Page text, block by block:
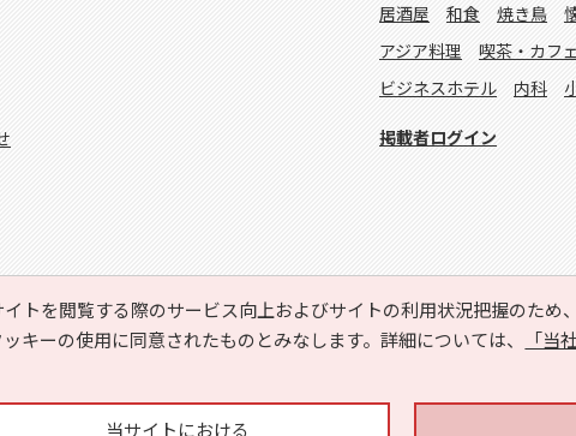
トを閲覧する際のサービス向上およびサイトの利用状況把握のた
キーの使用に同意されたものとみなします。詳細については、
「当
当サイトにおける
居酒屋
和食 焼き鳥
アジア料理
喫茶・カフェ
ビジネスホテル
内科
掲載者ログイン
Copyright © HYOJITO.Co.,Ltd. All Rights Reserved.